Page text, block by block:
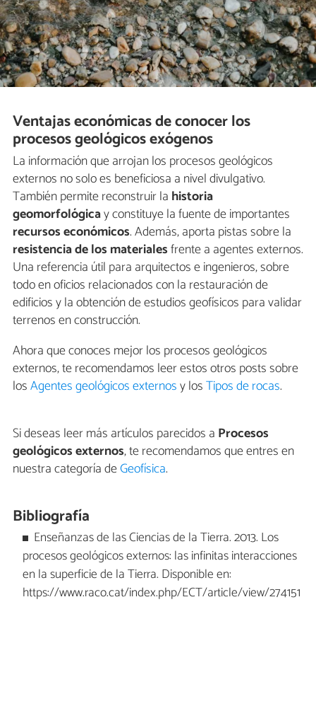
Ventajas económicas de conocer los
procesos geológicos exógenos
La información que arrojan los procesos geológicos
externos no solo es beneficiosa a nivel divulgativo.
También permite reconstruir la historia
geomorfológicay constituye la fuente de importantes
recursos económicos. Además, aporta pistas sobre la
resistencia de los materialesfrente a agentes externos.
Una referencia útil para arquitectos e ingenieros, sobre
todo en oficios relacionados con la restauración de
edificios y la obtención de estudios geofísicos para validar
terrenos en construcción.
Ahora que conoces mejor los procesos geológicos
externos, te recomendamos leer estos otros posts sobre
losAgentes geológicos externosy losTipos de rocas.
Si deseas leer más artículos parecidos a Procesos
geológicos externos, te recomendamos que entres en
nuestra categoría deGeofísica.
Bibliografía
Enseñanzas de las Ciencias de la Tierra. 2013. Los
procesos geológicos externos: las infinitas interacciones
en la superficie de la Tierra. Disponible en:
https://www.raco.cat/index.php/ECT/article/view/274151